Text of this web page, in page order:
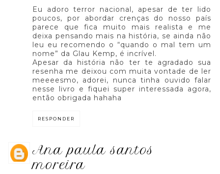
Eu adoro terror nacional, apesar de ter lido
poucos, por abordar crenças do nosso país
parece que fica muito mais realista e me
deixa pensando mais na história, se ainda não
leu eu recomendo o “quando o mal tem um
nome” da Glau Kemp, é incrível.
Apesar da história não ter te agradado sua
resenha me deixou com muita vontade de ler
meeeesmo, adorei, nunca tinha ouvido falar
nesse livro e fiquei super interessada agora,
então obrigada hahaha
RESPONDER
ana paula santos
moreira